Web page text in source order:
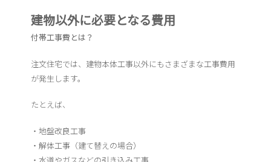
建物以外に必要となる費用
付帯工事費とは？
注文住宅では、建物本体工事以外にもさまざまな工事費用
が発生します。
たとえば、
・地盤改良工事
・解体工事（建て替えの場合）